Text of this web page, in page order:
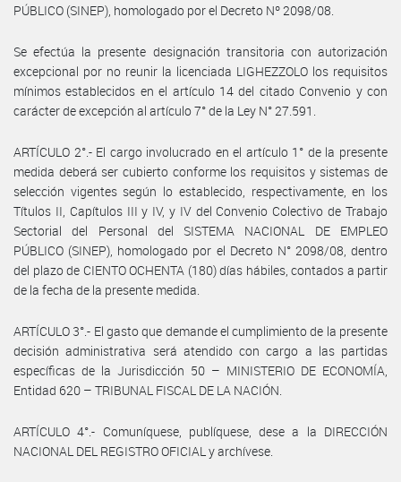
PÚBLICO (SINEP), homologado por el Decreto Nº 2098/08.
Se efectúa la presente designación transitoria con autorización
excepcional por no reunir la licenciada LIGHEZZOLO los requisitos
mínimos establecidos en el artículo 14 del citado Convenio y con
carácter de excepción al artículo 7° de la Ley N° 27.591.
ARTÍCULO 2°.- El cargo involucrado en el artículo 1° de la presente
medida deberá ser cubierto conforme los requisitos y sistemas de
selección vigentes según lo establecido, respectivamente, en los
Títulos II, Capítulos III y IV, y IV del Convenio Colectivo de Trabajo
Sectorial del Personal del SISTEMA NACIONAL DE EMPLEO
PÚBLICO (SINEP), homologado por el Decreto N° 2098/08, dentro
del plazo de CIENTO OCHENTA (180) días hábiles, contados a partir
de la fecha de la presente medida.
ARTÍCULO 3°.- El gasto que demande el cumplimiento de la presente
decisión administrativa será atendido con cargo a las partidas
específicas de la Jurisdicción 50 – MINISTERIO DE ECONOMÍA,
Entidad 620 – TRIBUNAL FISCAL DE LA NACIÓN.
ARTÍCULO 4°.- Comuníquese, publíquese, dese a la DIRECCIÓN
NACIONAL DEL REGISTRO OFICIAL y archívese.